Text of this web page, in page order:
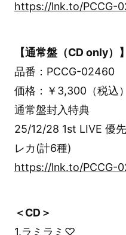
https://lnk.to/PCCG-
【通常盤（CD only）】
品番：PCCG-02460
価格：￥3,300（税込）
通常盤封入特典
25/12/28 1st LIVE 優
レカ(計6種)
https://lnk.to/PCCG-
＜CD＞
1.ラミラミ♡